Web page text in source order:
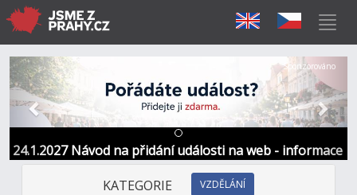
24.1.2027 Návod na přidání události na web - informace
a kontakt
Předchozí Další
Sponzorováno
KATEGORIE VZDĚLÁNÍ